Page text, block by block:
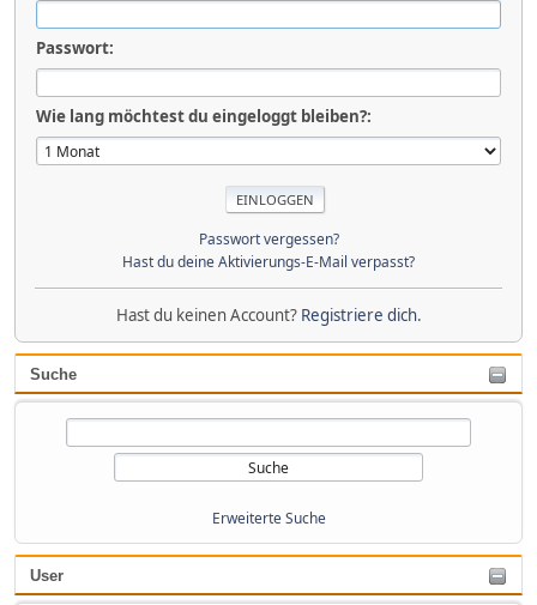
Suche
Erweiterte Suche
User
Passwort:
Wie lang möchtest du eingeloggt bleiben?:
Passwort vergessen?
Hast du deine Aktivierungs-E-Mail verpasst?
Hast du keinen Account? Registriere dich.